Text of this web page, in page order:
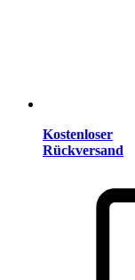
Kostenloser
Rückversand